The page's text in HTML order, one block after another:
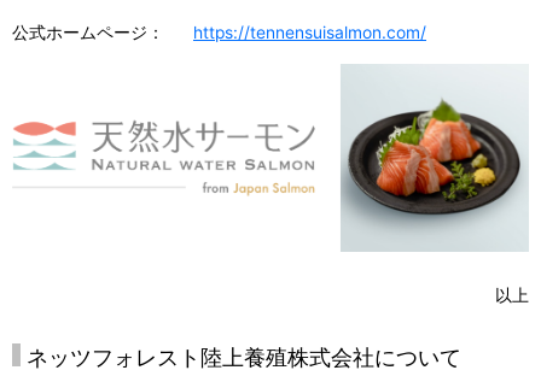
公式ホームページ： https://tennensuisalmon.com/
以上
ネッツフォレスト陸上養殖株式会社について